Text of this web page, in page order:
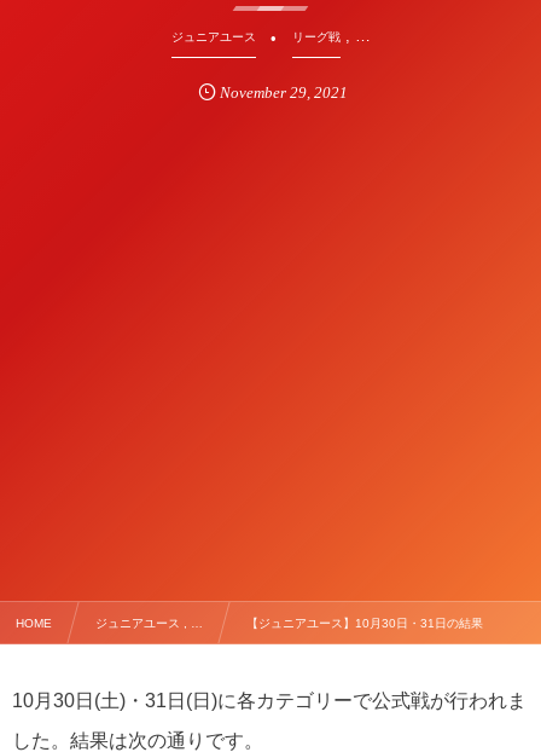
ジュニアユース リーグ戦, …
November 29, 2021
HOME ジュニアユース , … 【ジュニアユース】10月30日・31日の結果
10月30日(土)・31日(日)に各カテゴリーで公式戦が行われま
した。結果は次の通りです。